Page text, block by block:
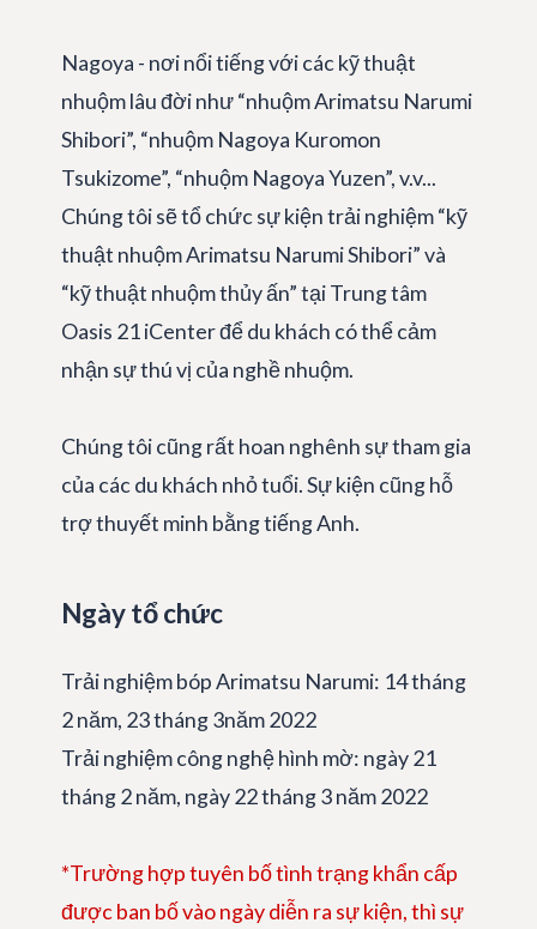
Nagoya - nơi nổi tiếng với các kỹ thuật
nhuộm lâu đời như “nhuộm Arimatsu Narumi
Shibori”, “nhuộm Nagoya Kuromon
Tsukizome”, “nhuộm Nagoya Yuzen”, v.v...
Chúng tôi sẽ tổ chức sự kiện trải nghiệm “kỹ
thuật nhuộm Arimatsu Narumi Shibori” và
“kỹ thuật nhuộm thủy ấn” tại Trung tâm
Oasis 21 iCenter để du khách có thể cảm
nhận sự thú vị của nghề nhuộm.
Chúng tôi cũng rất hoan nghênh sự tham gia
của các du khách nhỏ tuổi. Sự kiện cũng hỗ
trợ thuyết minh bằng tiếng Anh.
Ngày tổ chức
Trải nghiệm bóp Arimatsu Narumi: 14 tháng
2 năm, 23 tháng 3năm 2022
Trải nghiệm công nghệ hình mờ: ngày 21
tháng 2 năm, ngày 22 tháng 3 năm 2022
*Trường hợp tuyên bố tình trạng khẩn cấp
được ban bố vào ngày diễn ra sự kiện, thì sự